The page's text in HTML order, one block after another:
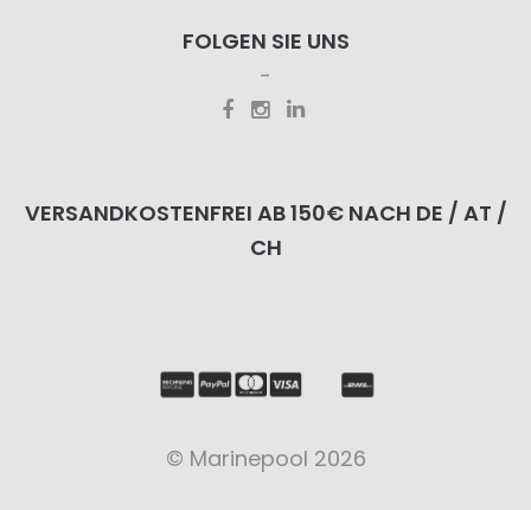
FOLGEN SIE UNS
VERSANDKOSTENFREI AB 150€ NACH DE / AT /
CH
© Marinepool 2026